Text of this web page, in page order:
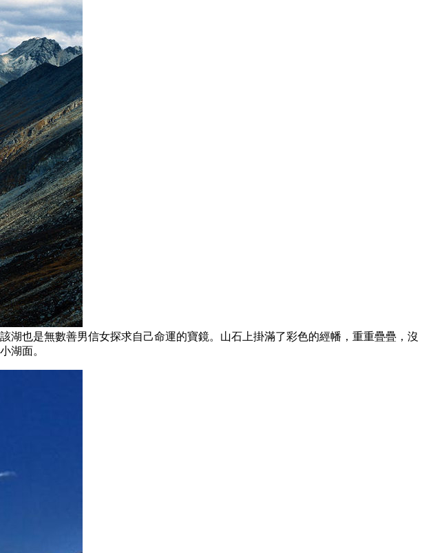
也是無數善男信女探求自己命運的寶鏡。山石上掛滿了彩色的經幡，重重疊疊，沒
湖面。